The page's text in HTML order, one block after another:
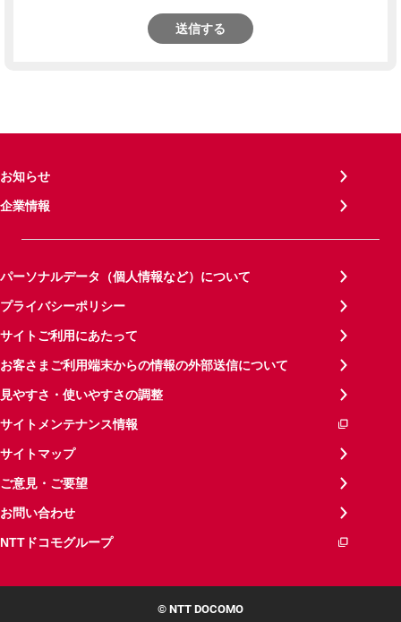
送信する
お知らせ
企業情報
パーソナルデータ（個人情報など）について
プライバシーポリシー
サイトご利用にあたって
お客さまご利用端末からの情報の外部送信について
見やすさ・使いやすさの調整
サイトメンテナンス情報
サイトマップ
ご意見・ご要望
お問い合わせ
NTTドコモグループ
© NTT DOCOMO